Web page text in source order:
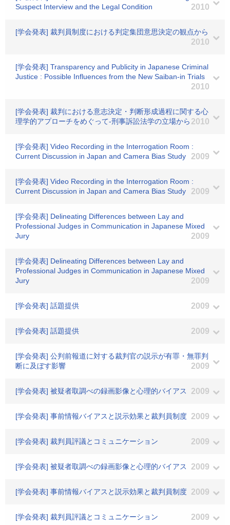
Suspect Interview and the Legal Condition
2010
[学会発表] 裁判員制度における判定集団意思決定の観点から
2010
[学会発表] Transparency and Publicity in Japanese Criminal
Justice : Possible Influences from the New Saiban-in Trials
2010
[学会発表] 裁判における意志決定・判断形成過程に関する心
理学的アプローチをめぐって-刑事訴訟法学の立場から 2010
[学会発表] Video Recording in the Interrogation Room :
Current Discussion in Japan and Camera Bias Study
2009
[学会発表] Video Recording in the Interrogation Room :
Current Discussion in Japan and Camera Bias Study
2009
[学会発表] Delineating Differences between Lay and
Professional Judges in Communication in Japanese Mixed
Jury
2009
[学会発表] Delineating Differences between Lay and
Professional Judges in Communication in Japanese Mixed
Jury
2009
[学会発表] 話題提供 2009
[学会発表] 話題提供 2009
[学会発表] 公判前報道に対する裁判官の説示が有罪・無罪判
断に及ぼす影響
2009
[学会発表] 被疑者取調べの録画影像と心理的バイアス 2009
[学会発表] 事前情報バイアスと説示効果と裁判員制度 2009
[学会発表] 裁判員評議とコミュニケーション 2009
[学会発表] 被疑者取調べの録画影像と心理的バイアス 2009
[学会発表] 事前情報バイアスと説示効果と裁判員制度 2009
[学会発表] 裁判員評議とコミュニケーション 2009